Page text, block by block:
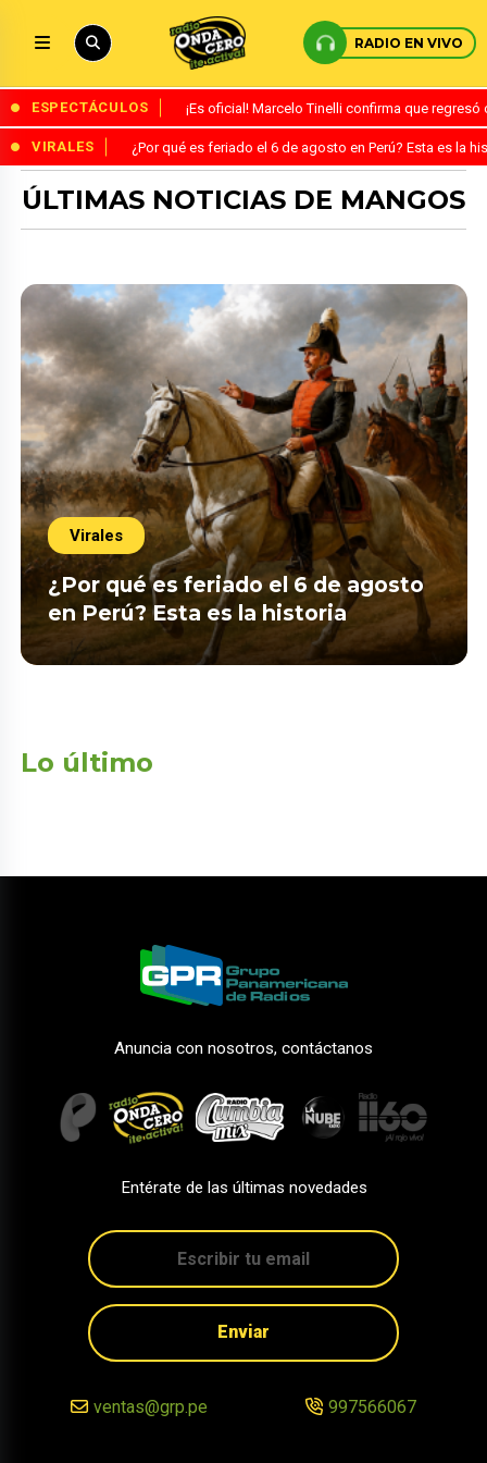
RADIO EN VIVO
ESPECTÁCULOS ¡Es oficial! Marcelo Tinelli confirma que
VIRALES ¿Por qué es feriado el 6 de agosto en Perú? Esta es la
ÚLTIMAS NOTICIAS DE MANGOS
Virales
¿Por qué es feriado el 6 de agosto
en Perú? Esta es la historia
Lo último
Anuncia con nosotros, contáctanos
Entérate de las últimas novedades
Enviar
ventas@grp.pe 997566067